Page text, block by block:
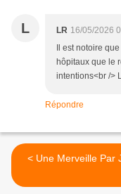
L LR 16/05/2026
Il est notoire
hôpitaux que le
intentions<br />
Répondre
< Une Merveille Par